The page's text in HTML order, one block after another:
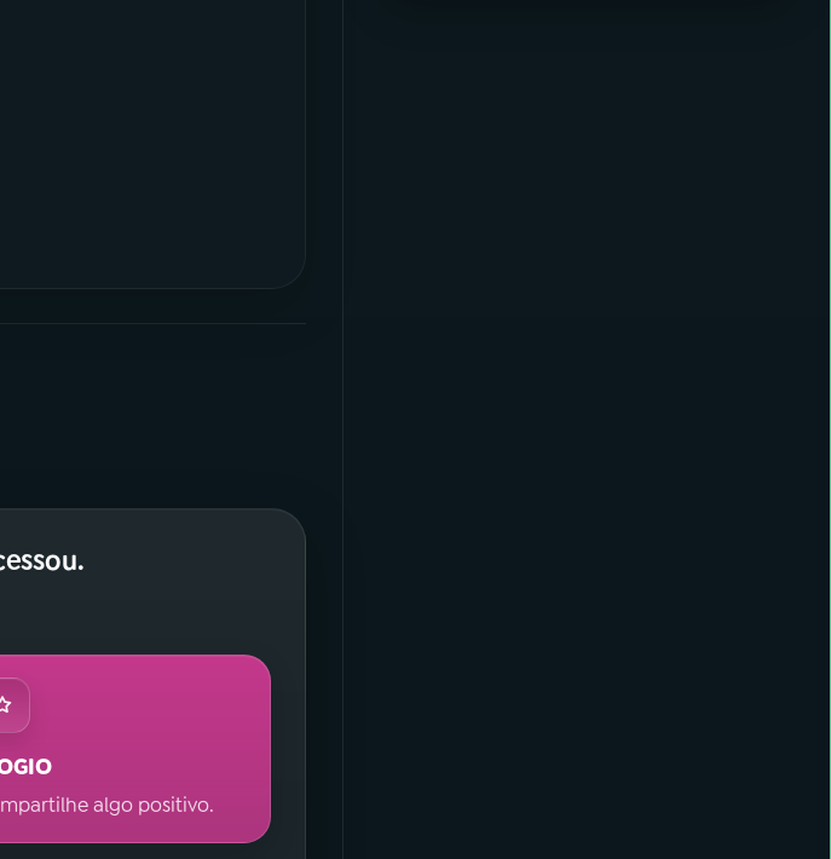
algo positivo.